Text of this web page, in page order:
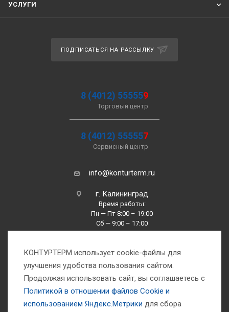
УСЛУГИ
ПОДПИСАТЬСЯ НА РАССЫЛКУ
8 (4012) 555559
Торговый центр
8 (4012) 555557
Сервисный центр
info@konturterm.ru
г. Калининград
Время работы:
Пн — Пт 8:00 – 19:00
Сб — 9:00 – 17:00
Вс —10:00 – 16:00
КОНТУРТЕРМ использует cookie-файлы для
улучшения удобства пользования сайтом.
Продолжая использовать сайт, вы соглашаетесь с
Политикой в отношении файлов Сookie и
использованием Яндекс.Метрики для сбора